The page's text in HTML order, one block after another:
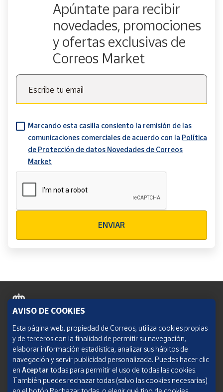
Apúntate para recibir
novedades, promociones
y ofertas exclusivas de
Correos Market
Escribe tu email
Marcando esta casilla consiento la remisión de las
comunicaciones comerciales de acuerdo con la Política
de Protección de datos Novedades de Correos
Market
ENVIAR
Política de cookies
Aviso legal
Condiciones del servicio
Política de Privacidad Web
AVISO DE COOKIES
Esta página web, propiedad de Correos, utiliza cookies propias
y de terceros con la finalidad de permitir su navegación,
elaborar información estadística, analizar sus hábitos de
navegación y servir publicidad personalizada. Puedes hacer clic
en Aceptar todas para permitir el uso de todas las cookies.
También puedes rechazar todas (salvo las cookies necesarias)